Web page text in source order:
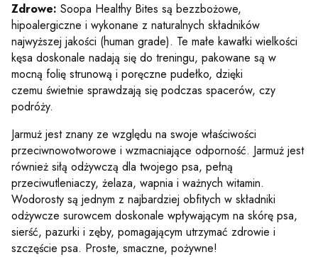
Zdrowe: Soopa Healthy Bites są bezzbożowe,
hipoalergiczne i wykonane z naturalnych składników
najwyższej jakości (human grade). Te małe kawałki wielkości
kęsa doskonale nadają się do treningu, pakowane są w
mocną folię strunową i poręczne pudełko, dzięki
czemu świetnie sprawdzają się podczas spacerów, czy
podróży.
Jarmuż jest znany ze względu na swoje właściwości
przeciwnowotworowe i wzmacniające odporność. Jarmuż jest
również siłą odżywczą dla twojego psa, pełną
przeciwutleniaczy, żelaza, wapnia i ważnych witamin.
Wodorosty są jednym z najbardziej obfitych w składniki
odżywcze surowcem doskonale wpływającym na skórę psa,
sierść, pazurki i zęby, pomagającym utrzymać zdrowie i
szczęście psa. Proste, smaczne, pożywne!